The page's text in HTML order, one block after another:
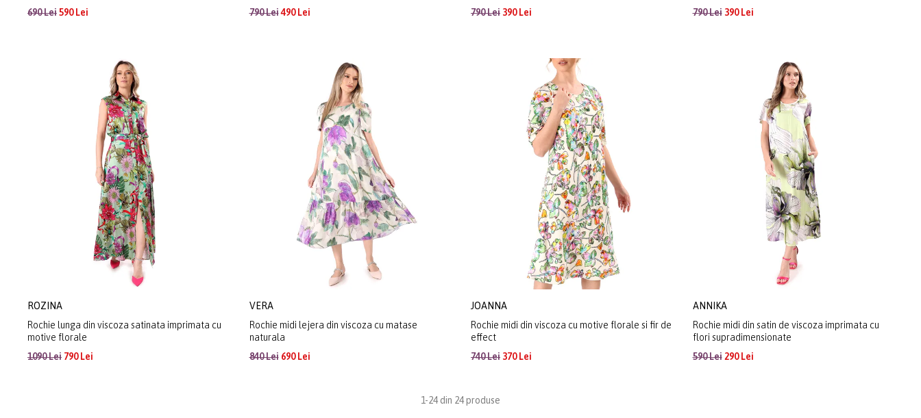
690 Lei590 Lei
790 Lei490 Lei 790 Lei 390 Lei
790 Lei390 Lei
ROZINA
Rochie lunga din viscoza satinata imprimata cu
motive florale
1090 Lei 790 Lei
VERA
Rochie midi lejera din viscoza cu matase
naturala
840 Lei690 Lei
JOANNA
Rochie midi din viscoza cu motive florale si fir de
effect
740 Lei 370 Lei
ANNIKA
Rochie midi din satin de viscoza imprimata cu
flori supradimensionate
590 Lei290 Lei
1-24 din 24 produse